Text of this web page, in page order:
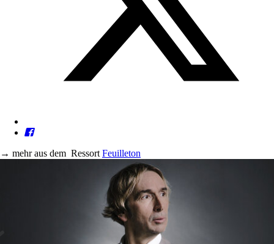
→ mehr aus dem Ressort Feuilleton